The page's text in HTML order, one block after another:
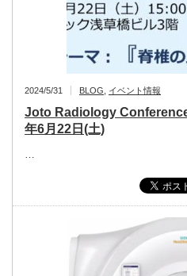
2024/5/31 BLOG イベント情報
Joto Radiology
年6月22日(土)
…